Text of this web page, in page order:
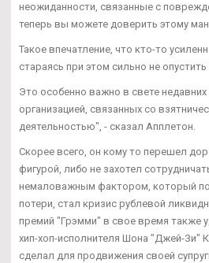
неожиданности, связанные с
теперь вы можете доверить этому
Такое впечатление, что кто-то
стараясь при этом сильно не
Это особенно важно в свете недавних
организацией, связанных со
деятельностью", - сказал Апплетон.
Скорее всего, он кому то перешел
фигурой, либо не захотел
немаловажным фактором, который
потери, стал кризис рублевой
премий "Грэмми" в свое время также
хип-хоп-исполнителя Шона "Джей-Зи"
сделал для продвижения своей